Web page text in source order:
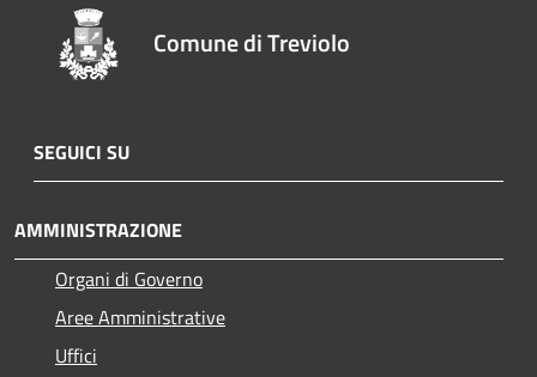
Comune di Treviolo
SEGUICI SU
AMMINISTRAZIONE
Organi di Governo
Aree Amministrative
Uffici